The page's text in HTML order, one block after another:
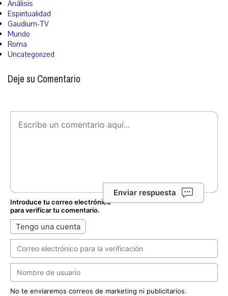
Análisis
Espiritualidad
Gaudium-TV
Mundo
Roma
Uncategorized
Deje su Comentario
Enviar respuesta
Introduce tu correo electrónico
para verificar tu comentario.
Tengo una cuenta
No te enviaremos correos de marketing ni publicitarios.